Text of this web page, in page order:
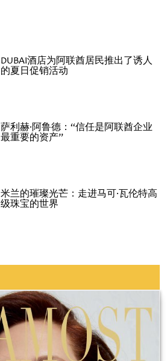
DUBAI酒店为阿联酋居民推出了诱人
的夏日促销活动
萨利赫·阿鲁德：“信任是阿联酋企业
最重要的资产”
米兰的璀璨光芒：走进马可·瓦伦特高
级珠宝的世界